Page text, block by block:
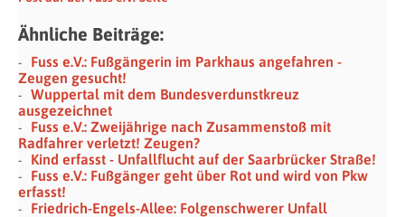
Ähnliche Beiträge:
Fuss e.V.: Fußgängerin im Parkhaus angefahren -
Zeugen gesucht!
Wuppertal mit dem Bundesverdunstkreuz
ausgezeichnet
Fuss e.V.: Zweijährige nach Zusammenstoß mit
Radfahrer verletzt! Zeugen?
Kind erfasst - Unfallflucht auf der Saarbrücker Straße!
Fuss e.V.: Fußgänger geht über Rot und wird von Pkw
erfasst!
Friedrich-Engels-Allee: Folgenschwerer Unfall